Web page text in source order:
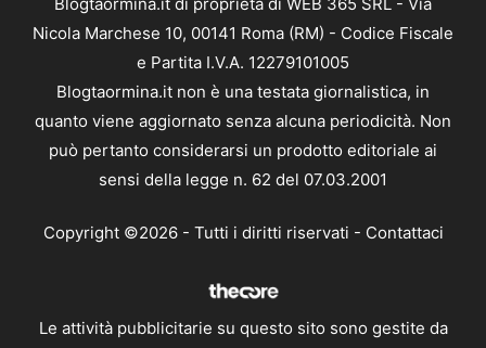
Nicola Marchese 10, 00141 Roma (RM) - Codice Fiscale
e Partita I.V.A. 12279101005
Blogtaormina.it non è una testata giornalistica, in
quanto viene aggiornato senza alcuna periodicità. Non
può pertanto considerarsi un prodotto editoriale ai
sensi della legge n. 62 del 07.03.2001
Copyright ©2026 - Tutti i diritti riservati - Contattaci
Le attività pubblicitarie su questo sito sono gestite da